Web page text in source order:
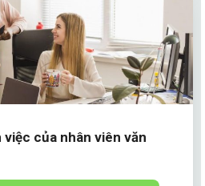
của nhân viên văn